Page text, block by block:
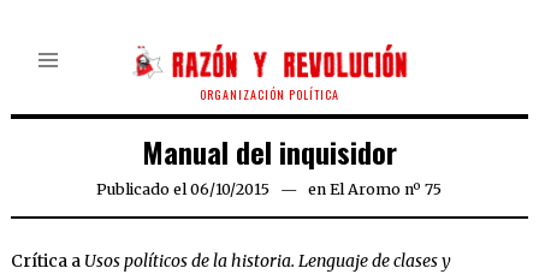
ORGANIZACIÓN POLÍTICA
Manual del inquisidor
Publicado el 06/10/2015 en El Aromo nº 75
Crítica a Usos políticos de la historia. Lenguaje de clases y